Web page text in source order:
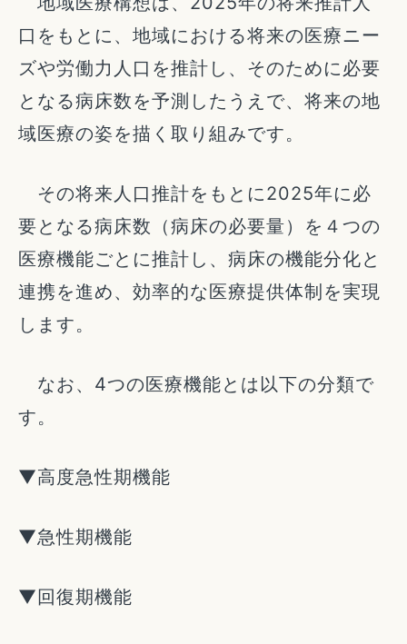
口をもとに、地域における将来の医療ニー
ズや労働力人口を推計し、そのために必要
となる病床数を予測したうえで、将来の地
域医療の姿を描く取り組みです。
その将来人口推計をもとに2025年に必
要となる病床数（病床の必要量）を４つの
医療機能ごとに推計し、病床の機能分化と
連携を進め、効率的な医療提供体制を実現
します。
なお、4つの医療機能とは以下の分類で
す。
▼高度急性期機能
▼急性期機能
▼回復期機能